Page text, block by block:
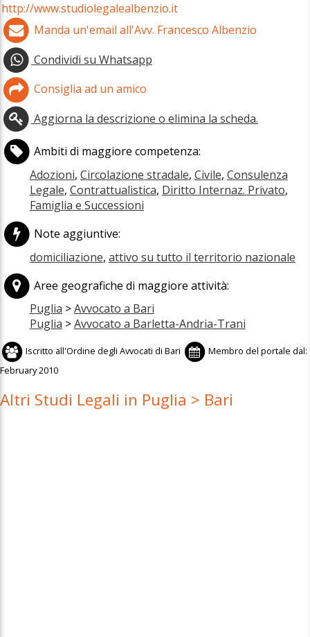
http://www.studiolegalealbenzio.it
Manda un'email all'Avv. Francesco Albenzio
Condividi su Whatsapp
Consiglia ad un amico
Aggiorna la descrizione o elimina la scheda.
Ambiti di maggiore competenza:
Adozioni, Circolazione stradale, Civile, Consulenza
Legale, Contrattualistica, Diritto Internaz. Privato,
Famiglia e Successioni
Note aggiuntive:
domiciliazione, attivo su tutto il territorio nazionale
Aree geografiche di maggiore attività:
Puglia >Avvocato a Bari
Puglia >Avvocato a Barletta-Andria-Trani
Iscritto all'Ordine degli Avvocati di Bari
Membro del portale dal:
February 2010
Altri Studi Legali in Puglia > Bari